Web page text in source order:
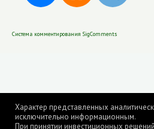
Система комментирования SigComments
Характер представленных
исключительно информационным.
При принятии инвестиционных